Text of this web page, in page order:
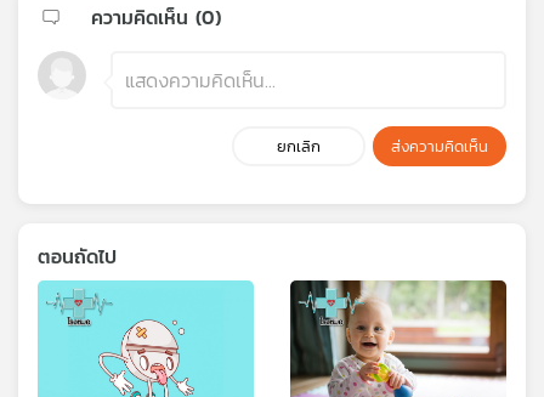
แผนที่
วิทยุ
เครือ
ข่าย
ความคิดเห็น (0)
ยกเลิก ส่งความคิดเห็น
ตอนถัดไป